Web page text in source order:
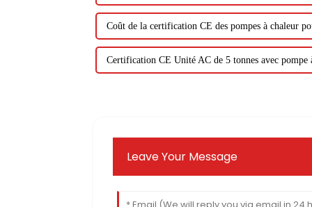
Coût de la certification CE des pompes à chaleur
Certification CE Unité AC de 5 tonnes avec pompe
Leave Your Message